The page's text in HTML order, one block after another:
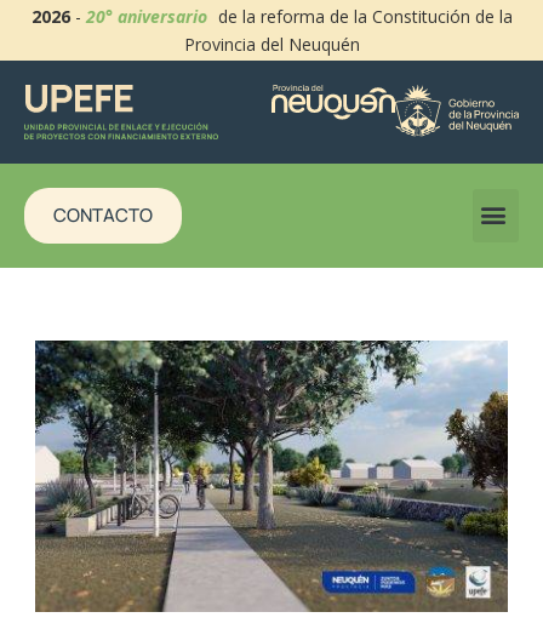
2026-20° aniversario de la reforma de la Constitución de la
Provincia del Neuquén
CONTACTO